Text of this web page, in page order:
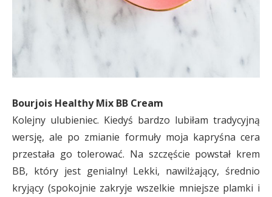
Bourjois Healthy Mix BB Cream
Kolejny ulubieniec. Kiedyś bardzo lubiłam tradycyjną
wersję, ale po zmianie formuły moja kapryśna cera
przestała go tolerować. Na szczęście powstał krem
BB, który jest genialny! Lekki, nawilżający, średnio
kryjący (spokojnie zakryje wszelkie mniejsze plamki i